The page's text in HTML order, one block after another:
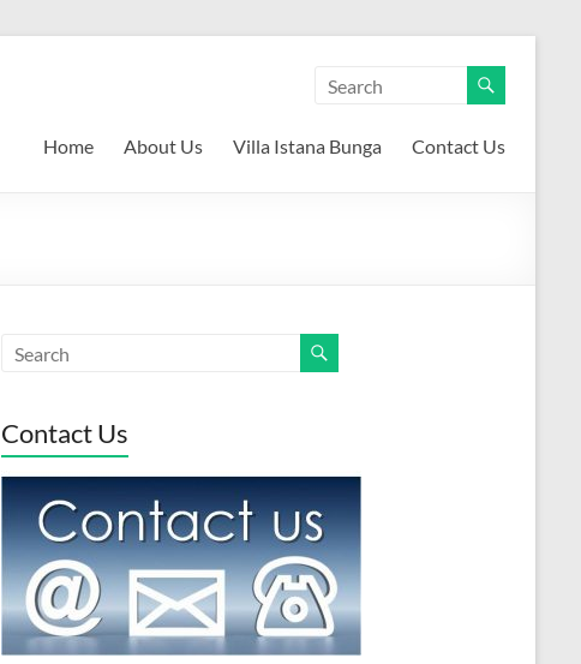
Home About Us Villa Istana Bunga Contact Us
Contact Us